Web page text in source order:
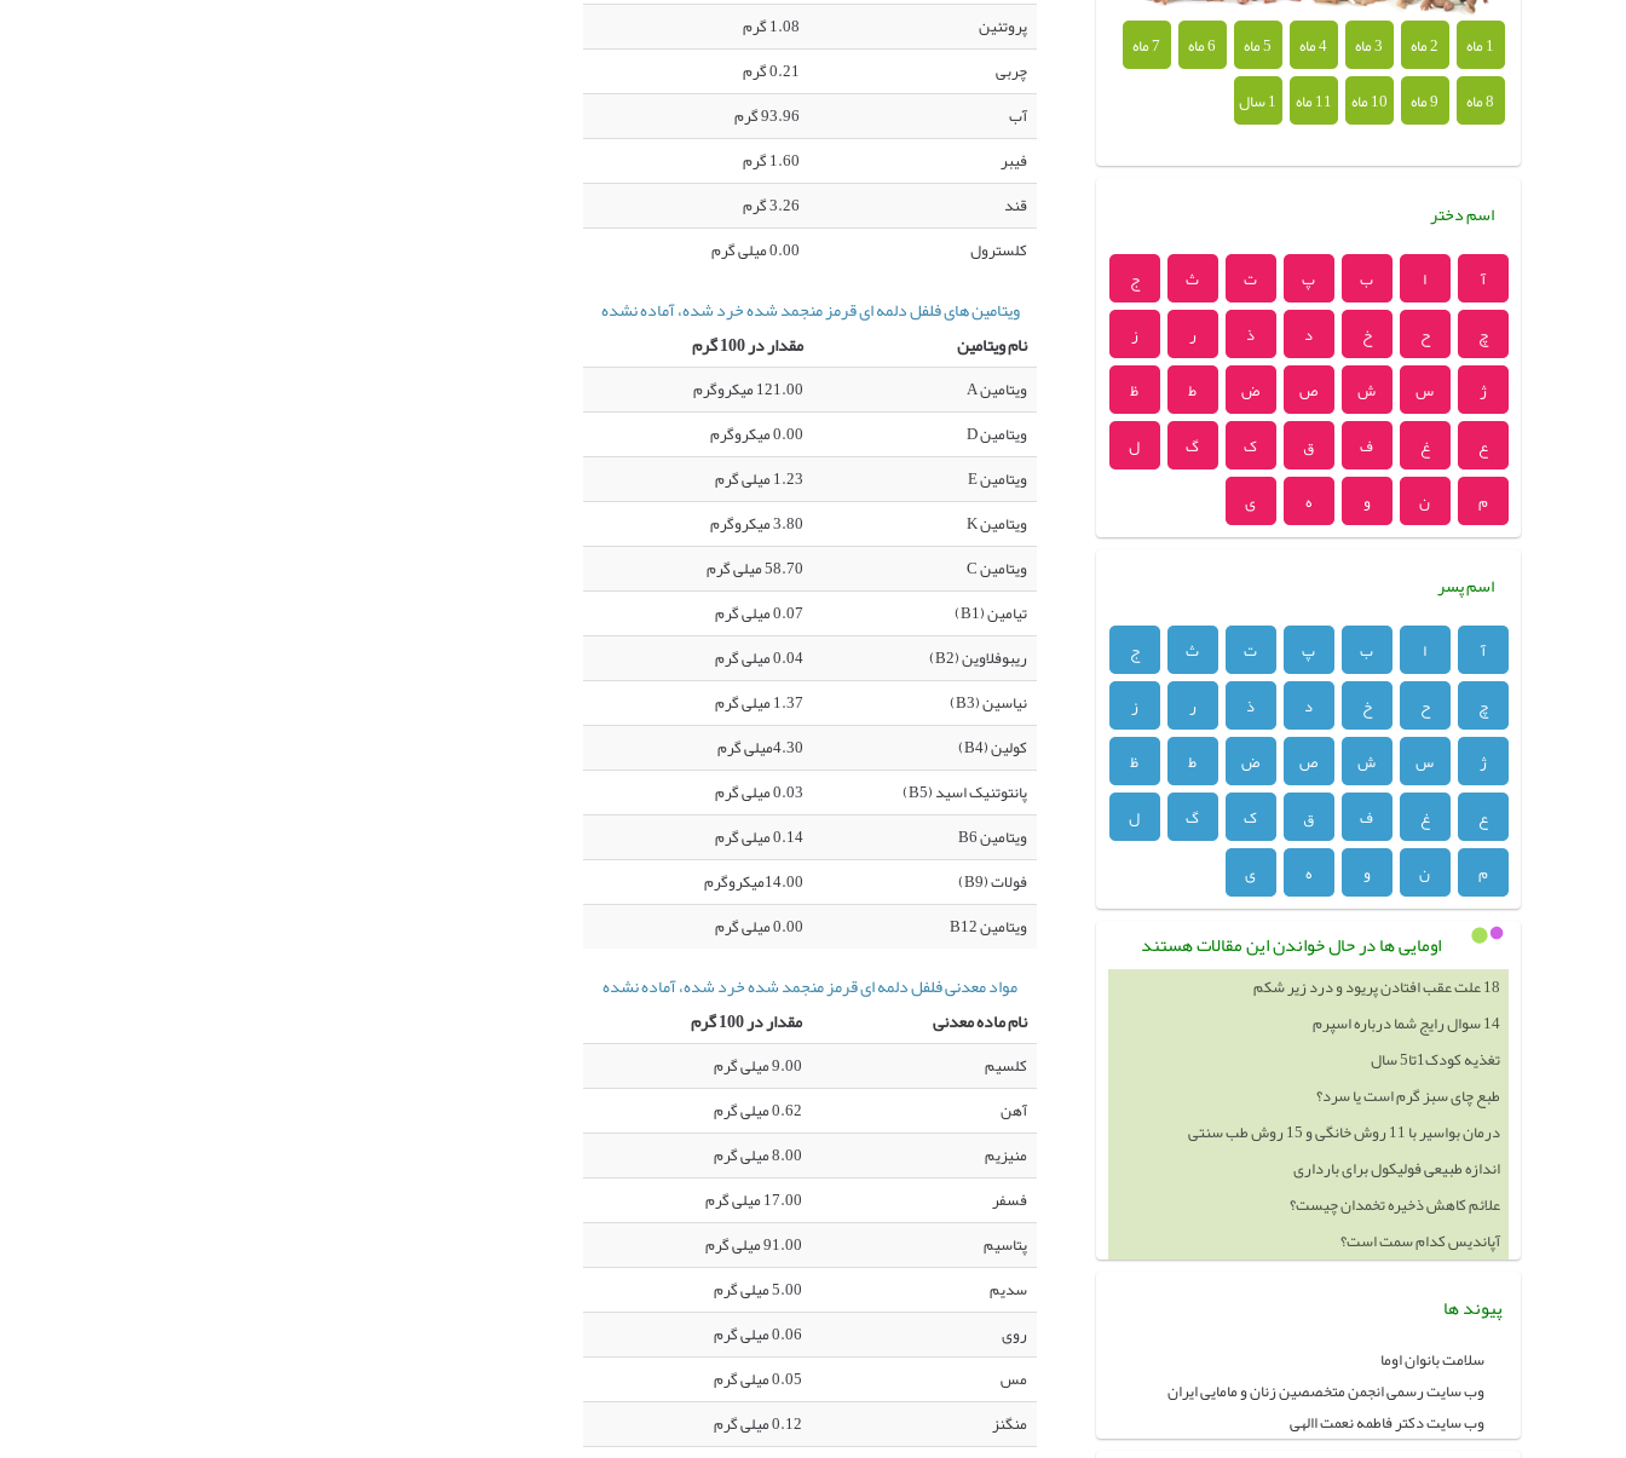
پروتئین
1.08 گرم
چربی
0.21 گرم
آب
93.96 گرم
فیبر
1.60 گرم
قند
3.26 گرم
کلسترول
0.00 میلی گرم
ویتامین های فلفل دلمه ای قرمز منجمد شده خرد شده، آماده نشده
نام ویتامین
مقدار در 100 گرم
ویتامین A
121.00 میکروگرم
ویتامین D
0.00 میکروگرم
ویتامین E
1.23 میلی گرم
ویتامین K
3.80 میکروگرم
ویتامین C
58.70 میلی گرم
تیامین (B1)
0.07 میلی گرم
ریبوفلاوین (B2)
0.04 میلی گرم
نیاسین (B3)
1.37 میلی گرم
کولین (B4)
4.30میلی گرم
پانتوتنیک اسید (B5)
0.03 میلی گرم
ویتامین B6
0.14 میلی گرم
فولات (B9)
14.00میکروگرم
ویتامین B12
0.00 میلی گرم
مواد معدنی فلفل دلمه ای قرمز منجمد شده خرد شده، آماده نشده
نام ماده معدنی
مقدار در 100 گرم
کلسیم
9.00 میلی گرم
آهن
0.62 میلی گرم
منیزیم
8.00 میلی گرم
فسفر
17.00 میلی گرم
پتاسیم
91.00 میلی گرم
سدیم
5.00 میلی گرم
روی
0.06 میلی گرم
مس
0.05 میلی گرم
منگنز
0.12 میلی گرم
1 ماه 2 ماه 3 ماه 4 ماه 5 ماه 6 ماه
7 ماه
8 ماه
9 ماه 10 ماه 11 ماه 1 سال
اسم دختر
آ ا ب پ ت ث
ج
چ
ح خ د ذ ر
ز
ژ
س ش ص ض ط
ظ
ع
غ ف ق ک گ
ل
م
ن و ه ی
اسم پسر
آ ا ب پ ت ث
ج
چ
ح خ د ذ ر
ز
ژ
س ش ص ض ط
ظ
ع
غ ف ق ک گ
ل
م
ن و ه ی
اومایی ها در حال خواندن این مقالات هستند
18 علت عقب افتادن پریود و درد زیر شکم
14 سوال رایج شما درباره اسپرم
تغذیه کودک1تا5 سال
طبع چای سبز گرم است یا سرد؟
درمان بواسیر با 11 روش خانگی و 15 روش طب سنتی
اندازه طبیعی فولیکول برای بارداری
علائم کاهش ذخیره تخمدان چیست؟
آپاندیس کدام سمت است؟
پیوند ها
سلامت بانوان اوما
وب سایت رسمی انجمن متخصصین زنان و مامایی ایران
وب سایت دکتر فاطمه نعمت االهی